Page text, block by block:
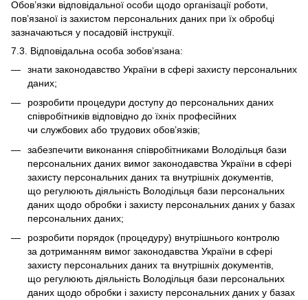
Обов’язки відповідальної особи щодо організації роботи,
пов’язаної із захистом персональних даних при їх обробці
зазначаються у посадовій інструкції.
7.3. Відповідальна особа зобов’язана:
знати законодавство України в сфері захисту персональних
даних;
розробити процедури доступу до персональних даних
співробітників відповідно до їхніх професійних
чи службових або трудових обов’язків;
забезпечити виконання співробітниками Володільця бази
персональних даних вимог законодавства України в сфері
захисту персональних даних та внутрішніх документів,
що регулюють діяльність Володільця бази персональних
даних щодо обробки і захисту персональних даних у базах
персональних даних;
розробити порядок (процедуру) внутрішнього контролю
за дотриманням вимог законодавства України в сфері
захисту персональних даних та внутрішніх документів,
що регулюють діяльність Володільця бази персональних
даних щодо обробки і захисту персональних даних у базах